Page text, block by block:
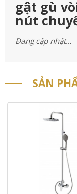
gật gù
nút
Đang cập nhật…
SẢN